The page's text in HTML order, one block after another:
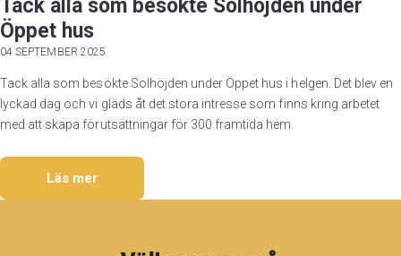
Tack alla som besökte Solhöjden under
Öppet hus
04 SEPTEMBER 2025
Tack alla som besökte Solhöjden under Öppet hus i helgen. Det blev en
lyckad dag och vi gläds åt det stora intresse som finns kring arbetet
med att skapa förutsättningar för 300 framtida hem.
Läs mer